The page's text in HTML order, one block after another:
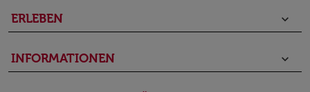
ERLEBEN keyboard_arrow_down
INFORMATIONEN keyboard_arrow_down